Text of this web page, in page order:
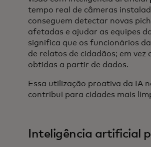
tempo real de câmeras
conseguem detectar novas
afetadas e ajudar as equipes
significa que os funcionários
de relatos de cidadãos; em
obtidas a partir de dados.
Essa utilização proativa da IA
contribui para cidades mais
Inteligência artificial